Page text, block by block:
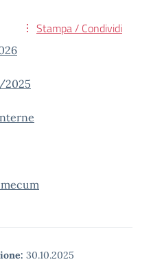
Stampa / Condividi
2025
30.10.2025